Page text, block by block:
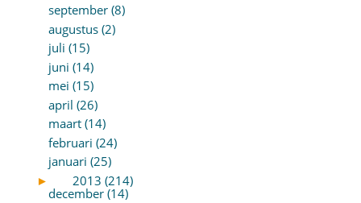
september (8)
augustus (2)
juli (15)
juni (14)
mei (15)
april (26)
maart (14)
februari (24)
januari (25)
►
2013 (214)
december (14)